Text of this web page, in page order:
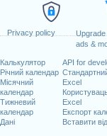
Privacy policy
ads &
Калькулятор
Річний календар
Місячний
календар
Тижневий
календар
Дані
API for
Excel
Excel
Експорт
Вставити